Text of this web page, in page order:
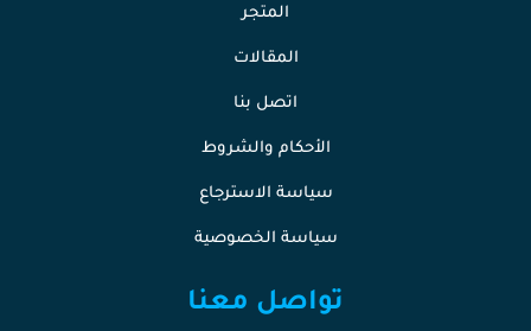
المتجر
المقالات
اتصل بنا
الأحكام والشروط
سياسة الاسترجاع
سياسة الخصوصية
تواصل معنا